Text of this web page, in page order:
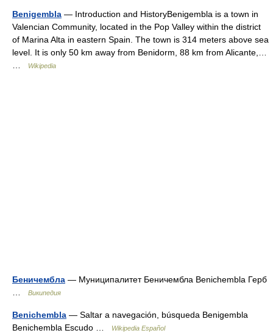
Benigembla — Introduction and HistoryBenigembla is a town in
Valencian Community, located in the Pop Valley within the district
of Marina Alta in eastern Spain. The town is 314 meters above sea
level. It is only 50 km away from Benidorm, 88 km from Alicante,…
Wikipedia
Беничембла — Муниципалитет Беничембла Benichembla Герб
Википедия
Benichembla — Saltar a navegación, búsqueda Benigembla
Benichembla Escudo …
Wikipedia Español